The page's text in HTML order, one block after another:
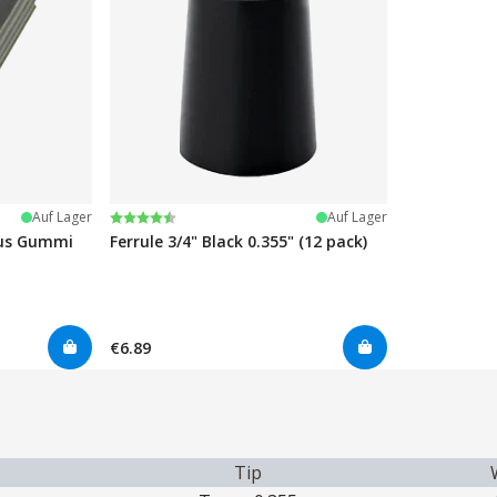
Auf Lager
Gummi
Bewertung:
4.7 von 5 Sternen Auf Lager
Ferrule 3/4" Black 0.355" (12 pack)
€6.89
Tip